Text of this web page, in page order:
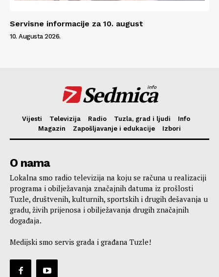
Servisne informacije za 10. august
10. Augusta 2026.
Sedmica
info
Vijesti Televizija Radio Tuzla, grad i ljudi
Info
Magazin
Zapošljavanje i edukacije Izbori
O nama
Lokalna smo radio televizija na koju se računa u realizaciji
programa i obilježavanja značajnih datuma iz prošlosti
Tuzle, društvenih, kulturnih, sportskih i drugih dešavanja u
gradu, živih prijenosa i obilježavanja drugih značajnih
događaja.
Medijski smo servis grada i građana Tuzle!